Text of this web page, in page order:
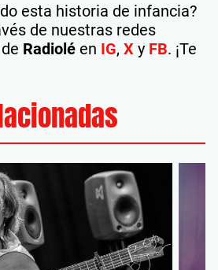
esta historia de infancia?
de nuestras redes
Radiolé en IG, X y FB. ¡Te